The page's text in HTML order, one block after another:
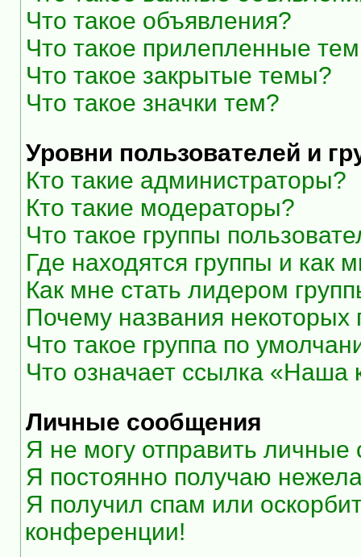
Что такое объявления?
Что такое прилепленные
Что такое закрытые темы?
Что такое значки тем?
Уровни пользователей и
Кто такие администраторы?
Кто такие модераторы?
Что такое группы
Где находятся группы и как
Как мне стать лидером
Почему названия
Что такое группа по
Что означает ссылка «Наша
Личные сообщения
Я не могу отправить
Я постоянно получаю
Я получил спам или
конференции!